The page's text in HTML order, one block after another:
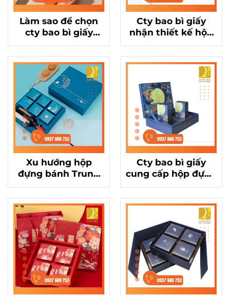
Làm sao để chọn
cty bao bì giấy
chất lượng cho hộp
đựng bánh Trung
Thu?
Cty bao bì giấy
nhận thiết kế hộp
đựng bánh Trung
Thu theo yêu cầu
Xu hướng hộp
đựng bánh Trung
Thu 2025 từ cty
bao bì giấy hàng
đầu
Cty bao bì giấy
cung cấp hộp đựng
bánh Trung Thu
chất lượng cao, giá
tốt